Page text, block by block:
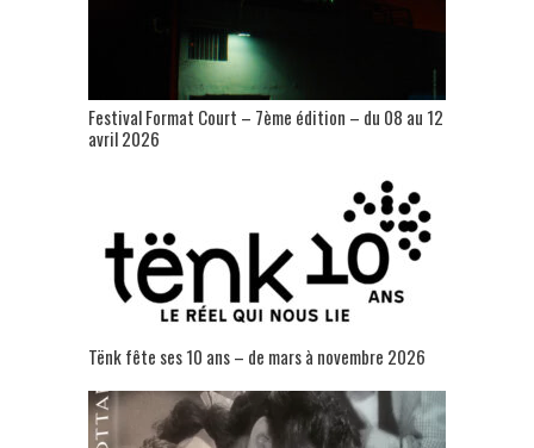
Festival Format Court – 7ème édition – du 08 au 12
avril 2026
Tënk fête ses 10 ans – de mars à novembre 2026